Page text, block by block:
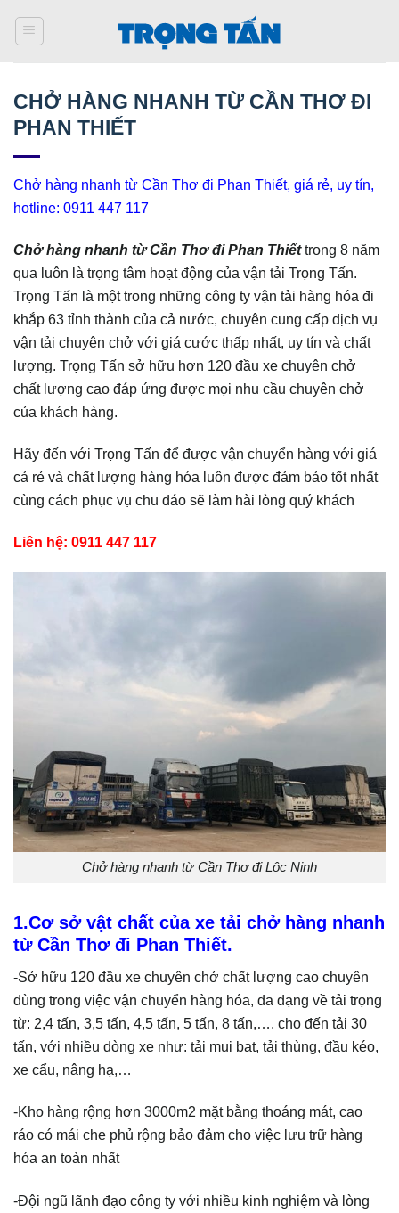
qua
CHỞ HÀNG NHANH TỪ CẦN THƠ ĐI
PHAN THIẾT
Chở hàng nhanh từ Cần Thơ đi Phan Thiết, giá rẻ, uy tín,
hotline: 0911 447 117
Chở hàng nhanh từ Cần Thơ đi Phan Thiếttrong 8 năm
qua luôn là trọng tâm hoạt động của vận tải Trọng Tấn.
Trọng Tấn là một trong những công ty vận tải hàng hóa đi
khắp 63 tỉnh thành của cả nước, chuyên cung cấp dịch vụ
vận tải chuyên chở với giá cước thấp nhất, uy tín và chất
lượng. Trọng Tấn sở hữu hơn 120 đầu xe chuyên chở
chất lượng cao đáp ứng được mọi nhu cầu chuyên chở
của khách hàng.
Hãy đến với Trọng Tấn để được vận chuyển hàng với giá
cả rẻ và chất lượng hàng hóa luôn được đảm bảo tốt nhất
cùng cách phục vụ chu đáo sẽ làm hài lòng quý khách
Liên hệ: 0911 447 117
Chở hàng nhanh từ Cần Thơ đi Lộc Ninh
1.Cơ sở vật chất của xe tải chở hàng nhanh
từ Cần Thơ đi Phan Thiết.
-Sở hữu 120 đầu xe chuyên chở chất lượng cao chuyên
dùng trong việc vận chuyển hàng hóa, đa dạng về tải trọng
từ: 2,4 tấn, 3,5 tấn, 4,5 tấn, 5 tấn, 8 tấn,…. cho đến tải 30
tấn, với nhiều dòng xe như: tải mui bạt, tải thùng, đầu kéo,
xe cẩu, nâng hạ,…
-Kho hàng rộng hơn 3000m2 mặt bằng thoáng mát, cao
ráo có mái che phủ rộng bảo đảm cho việc lưu trữ hàng
hóa an toàn nhất
-Đội ngũ lãnh đạo công ty với nhiều kinh nghiệm và lòng